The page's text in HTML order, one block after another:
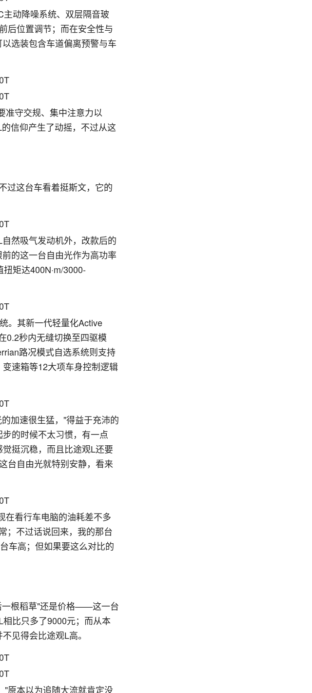
动降噪系统、双层隔音玻
后位置调节；而在安全性与
选装包含车道偏离预警与车
准守交规、集中注意力以
信仰产生了动摇，不过从这
过这台车看着挺斯文，它的
然吸气发动机外，改款后的
的这一台自由光作为高功率
矩达400N·m/3000-
。其新一代轻量化Active
0.2秒内无缝切换至四驱模
路况模式自选系统则支持
速箱等12大项车身控制逻辑
加速很生猛，"得益于充沛的
的时候不太习惯，有一点
挺沉稳，而且比途观L还要
台自由光就特别安静，看来
在看行车电脑的油耗差不多
；不过话说回来，我的那台
车高；但如果要这么对比的
一根稻草"还是价格——这一台
比只多了9000元；而从本
见得会比途观L高。
"原本以为追随大流就肯定没